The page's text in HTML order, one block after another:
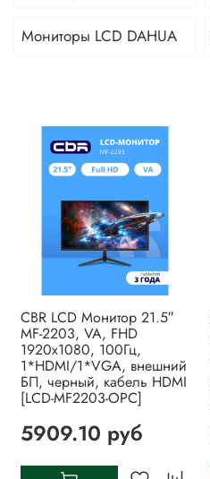
Мониторы LCD DAHUA
CBR LCD Монитор 21.5″
MF-2203, VA, FHD
1920x1080, 100Гц,
1*HDMI/1*VGA, внешний
БП, черный, кабель HDMI
[LCD-MF2203-OPC]
5909.10 руб